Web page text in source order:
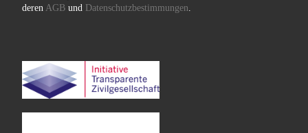
deren AGBund Datenschutzbestimmungen